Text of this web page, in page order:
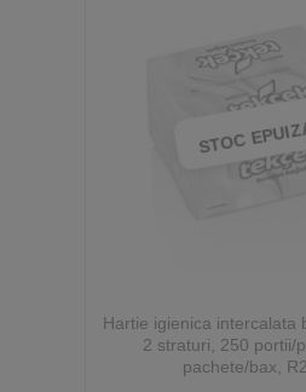
STOC
Hartie igienica intercalata
2 straturi, 250 portii/
pachete/bax,